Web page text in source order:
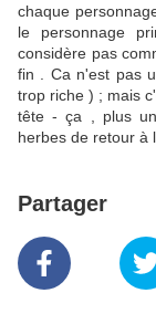
chaque
le personnage
considère pas
fin . Ca n'est pas
trop riche ) ; mais
tête - ça , plus
herbes de retour à
Partager